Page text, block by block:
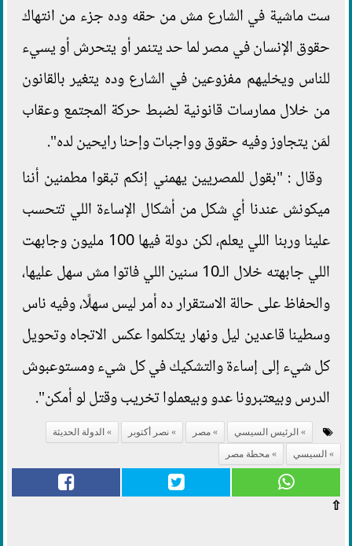
ست ماشية في الشارع مش من حقه وده جزء من انتهاك
حقوق الإنسان في مصر لما حد يتنمر أو يتحرش أو يسيء
للناس ويخليهم مفزوعين في الشارع وده يتغير بالقانون
من خلال ممارسات قانونية لضبط حركة المجتمع وعقاب
لمَن يتجاوز وفيه حقوق وواجبات وإحنا رايحين لده".
وقال : "بقول للمصريين يهمني إنكم تبقوا مطمنين أننا
ميكونش عندنا أي شكل من أشكال الإساءة اللي تتحسب
علينا وربنا اللي يعلم، لكن دولة فيها 100 مليون وجابهت
اللي جابهته خلال الـ10 سنين اللي فاتوا مش سهل عليها،
والحفاظ على حالة الاستقرار ده أمر ليس سهلًا، وفيه ناس
وسطينا قاعدين ليل ونهار يتكلموا عكس الاتجاه وتحويل
كل شيء إلى إساءة والتشكيك في كل شيء ومستوعبوش
الدرس وبيعتبرونا عدو وبيعملوا تخريب وقتل لو أمكن".
الرئيس السيسي مصر نصر أكتوبر
الدولة الحديثة
السيسي
محطة مصر
⇧